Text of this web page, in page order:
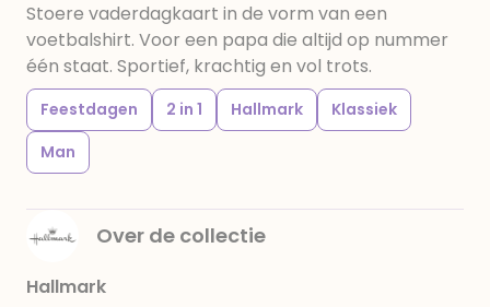
Stoere vaderdagkaart in de vorm van een
voetbalshirt. Voor een papa die altijd op nummer
één staat. Sportief, krachtig en vol trots.
Feestdagen 2 in 1 Hallmark
Klassiek
Man
Over de collectie
Hallmark